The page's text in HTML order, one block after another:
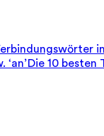
Die 10 besten